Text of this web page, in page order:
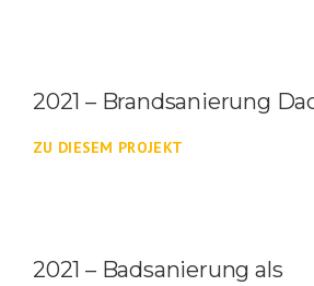
2021 – Brandsanierung
ZU DIESEM PROJEKT
2021 – Badsanierung als